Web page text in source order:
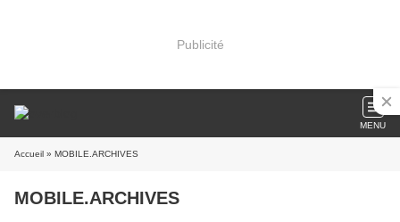
Publicité
MENU
Accueil » MOBILE.ARCHIVES
MOBILE.ARCHIVES